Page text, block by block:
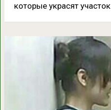
которые украсят участок